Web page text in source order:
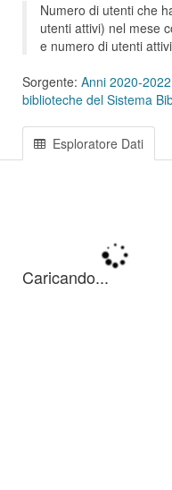
Numero di utenti che
utenti attivi) nel mese
e numero di utenti
Sorgente: Anni 2020-
biblioteche del Sistema
Esploratore Dati